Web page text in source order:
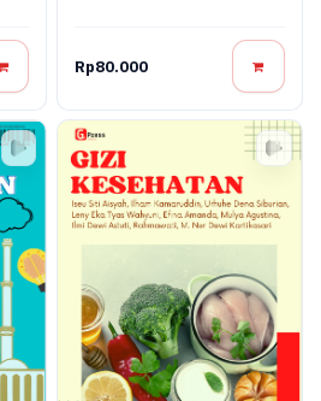
Rp80.000